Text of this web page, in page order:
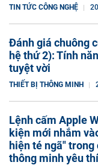
TIN TỨC CÔNG NGHỆ
Đánh giá chuông
hệ thứ 2): Tính
tuyệt vời
THIẾT BỊ THÔNG MINH
Lệnh cấm Apple
kiện mới nhắm
hiện té ngã"
thông minh yêu